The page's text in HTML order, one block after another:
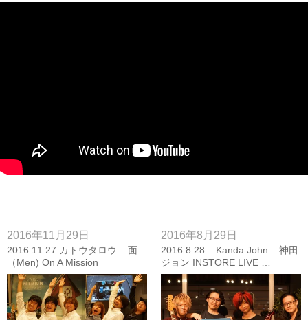
2016年11月29日
2016.11.27 カトウタロウ – 面
（Men) On A Mission
LIVE【PHOTO &VIDEO
REPORT】
2016年8月29日
2016.8.28 – Kanda John – 神田
ジョン INSTORE LIVE …
featuring “g7 Special”【フォト
レポート】